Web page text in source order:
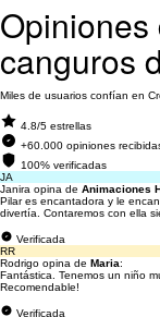
canguros
Miles de usuarios confían en
4.8/5 estrellas
+60.000 opiniones
100% verificadas
JA
Janira opina de Animaciones
Pilar es encantadora y le
divertía. Contaremos con ella
Verificada
RR
Rodrigo opina de Maria:
Fantástica. Tenemos un niño
Recomendable!
Verificada